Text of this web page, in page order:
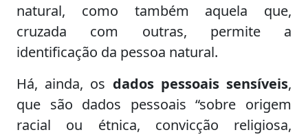
natural, como também aquela que,
cruzada com outras, permite a
identificação da pessoa natural.
Há, ainda, os dados pessoais sensíveis,
que são dados pessoais “sobre origem
racial ou étnica, convicção religiosa,